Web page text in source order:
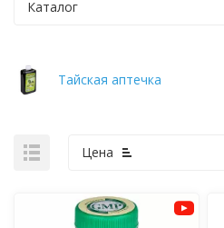
Каталог
Тайская аптечка
Цена